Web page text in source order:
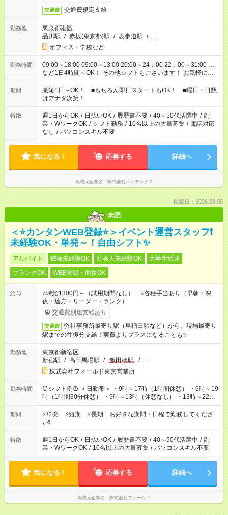
交通費 交通費規定支給
勤務地
東京都港区
品川駅 / 赤坂(東京都)駅 / 表参道駅 / …
オフィス・学校など
勤務時間
09:00～18:00 09:00～13:00 20:00～24：00 22：00～31:00 …
など1日4時間～OK！ その他シフトもございます！ お気軽にご
相談ください！
期間
激短1日～OK！ ■もちろん即日スタートもOK！ ■曜日・日数
はアナタ次第！
特徴 週1日からOK / 日払いOK / 履歴書不要 / 40～50代活躍中 / 副
業・WワークOK / シフト勤務 / 10名以上の大量募集 / 電話対応
なし / パソコンスキル不要
気になる！ 応募する 詳細へ
掲載元企業名 株式会社ハンデックス
掲載日：2026.08.05
未読
＜⭐カンタンWEB登録⭐＞イベント運営スタッフ❗
未経験OK・単発～！自由シフト✨
アルバイト 職種未経験OK 社会人未経験OK
大学生歓迎
ブランクOK
WEB登録・面接OK
給与
⭐時給1300円～（試用期間なし） ⭐各種手当あり（早朝・深
夜・遠方・リーダー・ランク）
交通費別途支給あり
交通費
弊社事務所最寄り駅（早稲田駅など）から、現場最寄り
駅までの往復分支給！実費よりプラスになることも✨
勤務地
東京都新宿区
新宿駅 / 高田馬場駅 / 飯田橋駅 / …
株式会社フィールド東京営業所
勤務時間
⏰シフト例⏰ ＜日勤帯＞ ・9時～17時（1時間休憩） ・9時～19
時（1時間30分休憩） ・9時～13時（休憩なし） ・13時～22時
（1時間休憩） ※案件や日程により変動があります。 ※なるべく
希望シフトに合うよう調整しております。
期間
⚡単発 ⚡短期 ⚡長期 お好きな期間・日程で勤務してくださ
い❗
特徴 週1日からOK / 日払いOK / 履歴書不要 / 40～50代活躍中 / 副
業・WワークOK / 10名以上の大量募集 / パソコンスキル不要
気になる！ 応募する 詳細へ
掲載元企業名 株式会社フィールド